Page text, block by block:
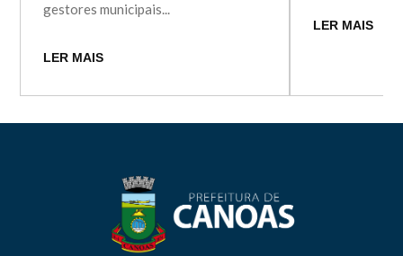
gestores municipais...
LER MAIS
LER MAIS